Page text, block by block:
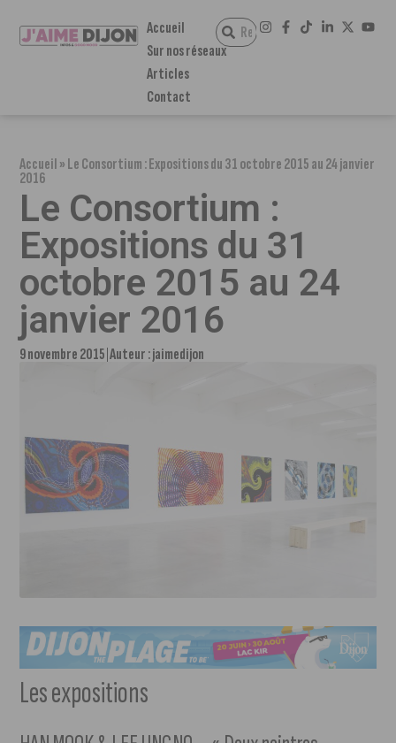
Accueil
Sur nos réseaux
Articles
Contact
Accueil»Le Consortium : Expositions du 31 octobre 2015 au 24 janvier
2016
Le Consortium :
Expositions du 31
octobre 2015 au 24
janvier 2016
9 novembre 2015 Auteur :jaimedijon
Les expositions